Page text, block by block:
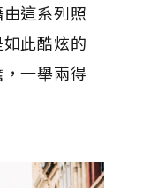
這系列照
此酷炫的
一舉兩得